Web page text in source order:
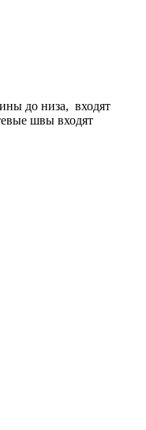
до низа, входят
швы входят